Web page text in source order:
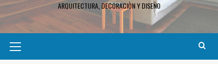
ARQUITECTURA, DECORACIÒN Y DISEÑO